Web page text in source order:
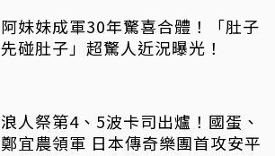
阿妹妹成軍30年驚喜合體！「肚子
先碰肚子」超驚人近況曝光！
浪人祭第4、5波卡司出爐！國蛋、
鄭宜農領軍 日本傳奇樂團首攻安平